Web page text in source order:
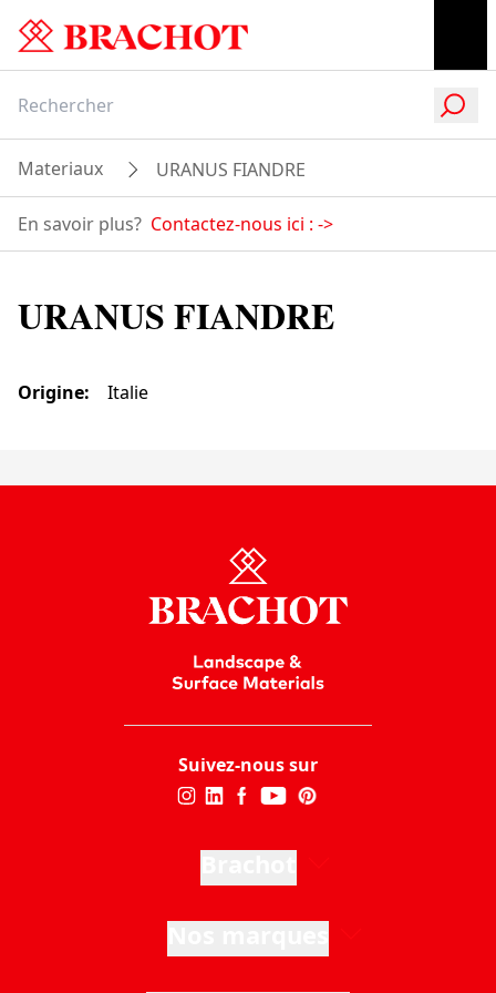
Materiaux URANUS FIANDRE
En savoir plus? Contactez-nous ici : ->
URANUS FIANDRE
Origine: Italie
Suivez-nous sur